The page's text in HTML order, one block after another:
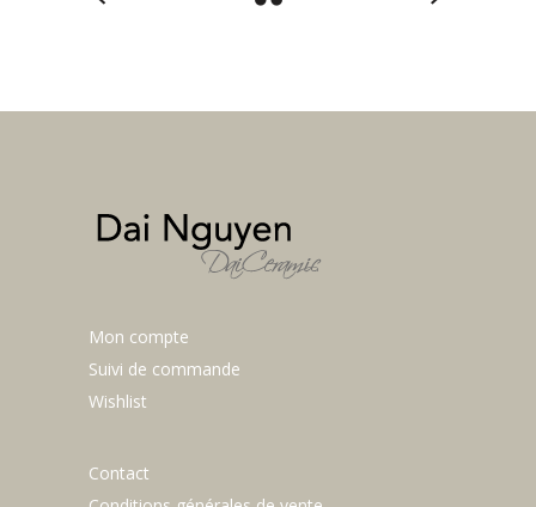
Mon compte
Suivi de commande
Wishlist
Contact